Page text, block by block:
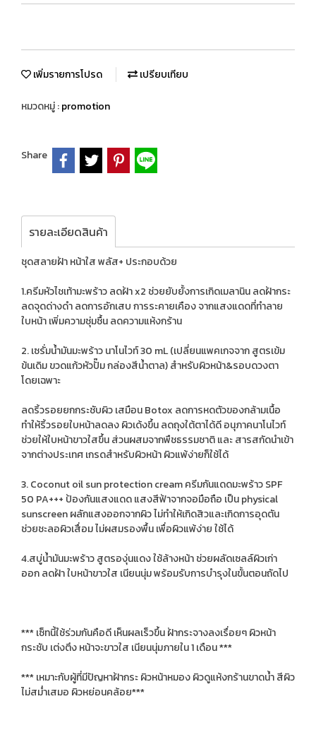
เพิ่มรายการโปรด เปรียบเทียบ
หมวดหมู่ :promotion
Share
รายละเอียดสินค้า
ชุดสลายฝ้า หน้าใส พลัส+ ประกอบด้วย
1.ครีมหัวไชเท้ามะพร้าว ลดฝ้า x2 ช่วยยับยั้งการเกิดเมลานิน ลดฝ้ากระ
ลดจุดด่างดำ ลดการอักเสบ การระคายเคือง จากแสงแดดที่ทำลาย
ใบหน้า เพิ่มความชุ่มชื้น ลดความแห้งกร้าน
2. เซรั่มน้ำมันมะพร้าว นาโนไวท์ 30 mL (เปลี่ยนแพคเกจจาก สูตรเข้ม
ข้นเดิม ขวดแก้วหัวปั๊ม กล่องสีน้ำตาล) สำหรับผิวหน้า&รอบดวงตา
โดยเฉพาะ
ลดริ้วรอยยกกระชับผิว เสมือน Botox ลดการหดตัวของกล้ามเนื้อ
ทำให้ริ้วรอยใบหน้าลดลง ผิวเด้งขึ้น ลดถุงใต้ตาได้ดี อนุภาคนาโนไวท์
ช่วยให้ใบหน้าขาวใสขึ้น ส่วนผสมจากพืชธรรมชาติ และ สารสกัดนำเข้า
จากต่างประเทศ เกรดสำหรับผิวหน้า ผิวแพ้ง่ายก็ใช้ได้
3. Coconut oil sun protection cream ครีมกันแดดมะพร้าว SPF
50 PA+++ ป้องกันแสงแดด แสงสีฟ้าจากจอมือถือ เป็น physical
sunscreen ผลักแสงออกจากผิว ไม่ทำให้เกิดสิวและเกิดการอุดตัน
ช่วยชะลอผิวเสื่อม ไม่ผสมรองพื้น เพื่อผิวแพ้ง่าย ใช้ได้
4.สบู่น้ำมันมะพร้าว สูตรองุ่นแดง ใช้ล้างหน้า ช่วยผลัดเซลล์ผิวเก่า
ออก ลดฝ้า ใบหน้าขาวใส เนียนนุ่ม พร้อมรับการบำรุงในขั้นตอนถัดไป
*** เซ็ทนี้ใช้ร่วมกันคือดี เห็นผลเร็วขึ้น ฝ้ากระจางลงเรื่อยๆ ผิวหน้า
กระชับ เต่งตึง หน้าจะขาวใส เนียนนุ่มภายใน 1 เดือน ***
*** เหมาะกับผู้ที่มีปัญหาฝ้ากระ ผิวหน้าหมอง ผิวดูแห้งกร้านขาดน้ำ สีผิว
ไม่สม่ำเสมอ ผิวหย่อนคล้อย***